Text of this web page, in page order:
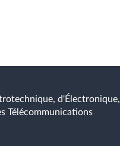
d'Électronique,
Télécommunications